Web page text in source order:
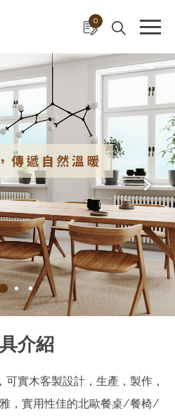
0
介紹
實木客製設計，生產，製作，
，實用性佳的北歐餐桌/餐椅/